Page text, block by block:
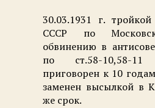
30.03.1931 г.
СССР по
обвинению в
по ст.58-10,58-
приговорен к 10
заменен высылкой в
же срок.